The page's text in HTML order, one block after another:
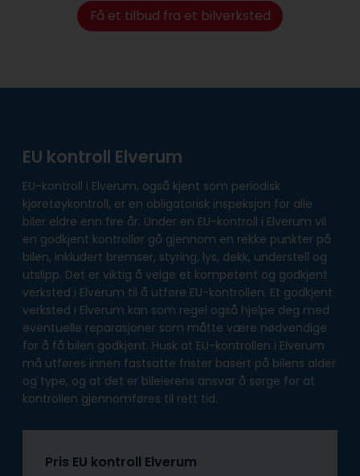
Få et tilbud fra et bilverksted
EU kontroll Elverum
EU-kontroll i Elverum, også kjent som periodisk
kjøretøykontroll, er en obligatorisk inspeksjon for alle
biler eldre enn fire år. Under en EU-kontroll i Elverum vil
en godkjent kontrollør gå gjennom en rekke punkter på
bilen, inkludert bremser, styring, lys, dekk, understell og
utslipp. Det er viktig å velge et kompetent og godkjent
verksted i Elverum til å utføre EU-kontrollen. Et godkjent
verksted i Elverum kan som regel også hjelpe deg med
eventuelle reparasjoner som måtte være nødvendige
for å få bilen godkjent. Husk at EU-kontrollen i Elverum
må utføres innen fastsatte frister basert på bilens alder
og type, og at det er bileierens ansvar å sørge for at
kontrollen gjennomføres til rett tid.
Pris EU kontroll Elverum